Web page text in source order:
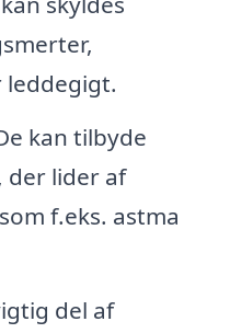
leddegigt.
kan tilbyde
der lider af
f.eks. astma
del af